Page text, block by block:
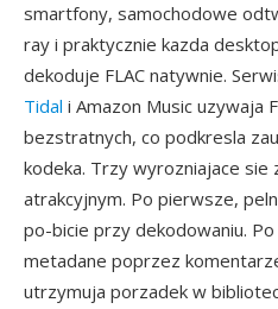
smartfony, samochodowe
ray i praktycznie kazda
dekoduje FLAC natywnie.
Tidal i Amazon Music uzywaja
bezstratnych, co podkresla
kodeka. Trzy wyrozniajace sie
atrakcyjnym. Po pierwsze,
po-bicie przy dekodowaniu.
metadane poprzez
utrzymuja porzadek w